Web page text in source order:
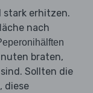
stark erhitzen.
nach
braten,
Sollten die
diese